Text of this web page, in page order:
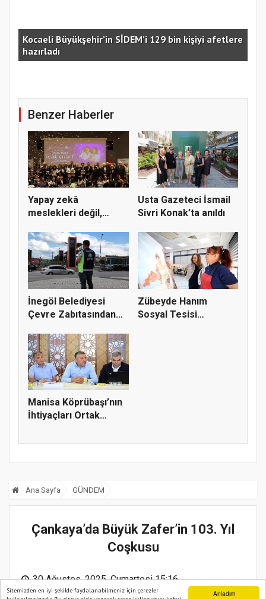
Anladım
Sitemizden en iyi şekilde faydalanabilmeniz için çerezler
Kocaeli Büyükşehir’in SİDEM’i 129 bin kişiyi afetlere
hazırladı
Benzer Haberler
Yapay zekâ
meslekleri değil,
Usta Gazeteci İsmail
Sivri Konak’ta anıldı
İnegöl Belediyesi
Çevre Zabıtasından
Zübeyde Hanım
Sosyal Tesisi
Manisa Köprübaşı’nın
İhtiyaçları Ortak
Ana Sayfa GÜNDEM
Çankaya’da Büyük Zafer’in 103. Yıl
Coşkusu
30 Ağustos, 2025, Cumartesi 15:16